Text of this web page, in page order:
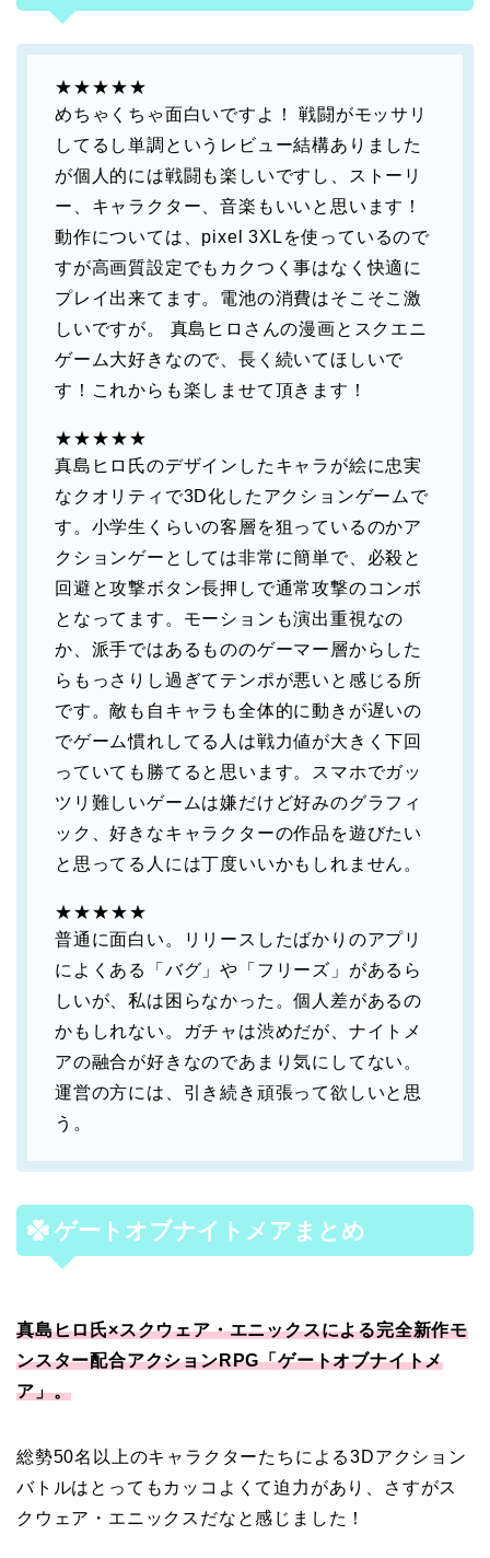
★★★★★
めちゃくちゃ面白いですよ！ 戦闘がモッサリ
してるし単調というレビュー結構ありました
が個人的には戦闘も楽しいですし、ストーリ
ー、キャラクター、音楽もいいと思います！
動作については、pixel 3XLを使っているので
すが高画質設定でもカクつく事はなく快適に
プレイ出来てます。電池の消費はそこそこ激
しいですが。 真島ヒロさんの漫画とスクエニ
ゲーム大好きなので、長く続いてほしいで
す！これからも楽しませて頂きます！
★★★★★
真島ヒロ氏のデザインしたキャラが絵に忠実
なクオリティで3D化したアクションゲームで
す。小学生くらいの客層を狙っているのかア
クションゲーとしては非常に簡単で、必殺と
回避と攻撃ボタン長押しで通常攻撃のコンボ
となってます。モーションも演出重視なの
か、派手ではあるもののゲーマー層からした
らもっさりし過ぎてテンポが悪いと感じる所
です。敵も自キャラも全体的に動きが遅いの
でゲーム慣れしてる人は戦力値が大きく下回
っていても勝てると思います。スマホでガッ
ツリ難しいゲームは嫌だけど好みのグラフィ
ック、好きなキャラクターの作品を遊びたい
と思ってる人には丁度いいかもしれません。
★★★★★
普通に面白い。リリースしたばかりのアプリ
によくある「バグ」や「フリーズ」があるら
しいが、私は困らなかった。個人差があるの
かもしれない。ガチャは渋めだが、ナイトメ
アの融合が好きなのであまり気にしてない。
運営の方には、引き続き頑張って欲しいと思
う。
ゲートオブナイトメアまとめ
真島ヒロ氏×スクウェア・エニックスによる完全新作モ
ンスター配合アクションRPG「ゲートオブナイトメ
ア」。
総勢50名以上のキャラクターたちによる3Dアクション
バトルはとってもカッコよくて迫力があり、さすがス
クウェア・エニックスだなと感じました！